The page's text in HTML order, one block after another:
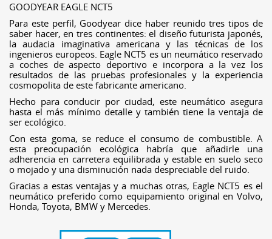
GOODYEAR EAGLE NCT5
Para este perfil, Goodyear dice haber reunido tres tipos de
saber hacer, en tres continentes: el diseño futurista japonés,
la audacia imaginativa americana y las técnicas de los
ingenieros europeos. Eagle NCT5 es un neumático reservado
a coches de aspecto deportivo e incorpora a la vez los
resultados de las pruebas profesionales y la experiencia
cosmopolita de este fabricante americano.
Hecho para conducir por ciudad, este neumático asegura
hasta el más mínimo detalle y también tiene la ventaja de
ser ecológico.
Con esta goma, se reduce el consumo de combustible. A
esta preocupación ecológica habría que añadirle una
adherencia en carretera equilibrada y estable en suelo seco
o mojado y una disminución nada despreciable del ruido.
Gracias a estas ventajas y a muchas otras, Eagle NCT5 es el
neumático preferido como equipamiento original en Volvo,
Honda, Toyota, BMW y Mercedes.